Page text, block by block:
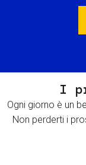
I
Ogni giorno è un
Non perderti i